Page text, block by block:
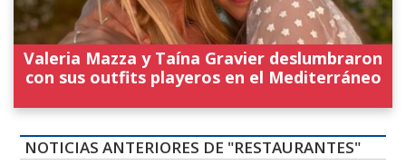
Valeria Mazza y Taína Gravier deslumbraron
con sus outfits playeros en el Mediterráneo
NOTICIAS ANTERIORES DE "RESTAURANTES"